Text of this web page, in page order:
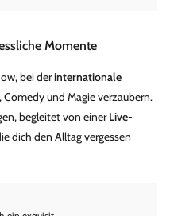
Momente
bei derinternationale
und Magie verzaubern.
begleitet von einerLive-
dich den Alltag vergessen